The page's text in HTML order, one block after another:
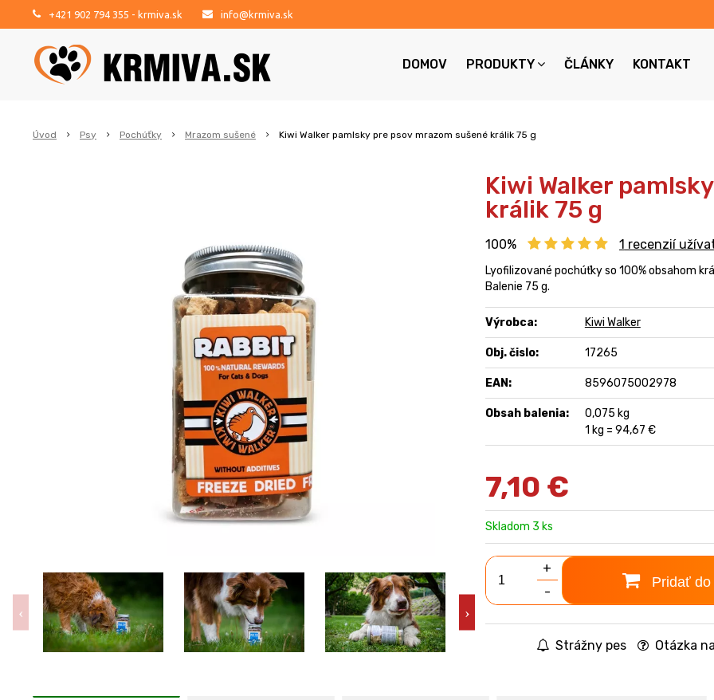
+421 902 794 355 - krmiva.sk info@krmiva.sk
DOMOV PRODUKTY ČLÁNKY KONTAKT
Úvod Psy Pochúťky Mrazom sušené Kiwi Walker pamlsky pre psov mrazom sušené králik 75 g
Kiwi Walker
králik 75 g
100% 1 recenzií
Lyofilizované pochúťky so 100% obsahom
Balenie 75 g.
Výrobca: Kiwi Walker
Obj. čislo: 17265
EAN: 8596075002978
Obsah balenia:
0,075 kg
1 kg = 94,67 €
7,10 €
Skladom 3 ks
+
-
Pridať
Strážny pes Otázka